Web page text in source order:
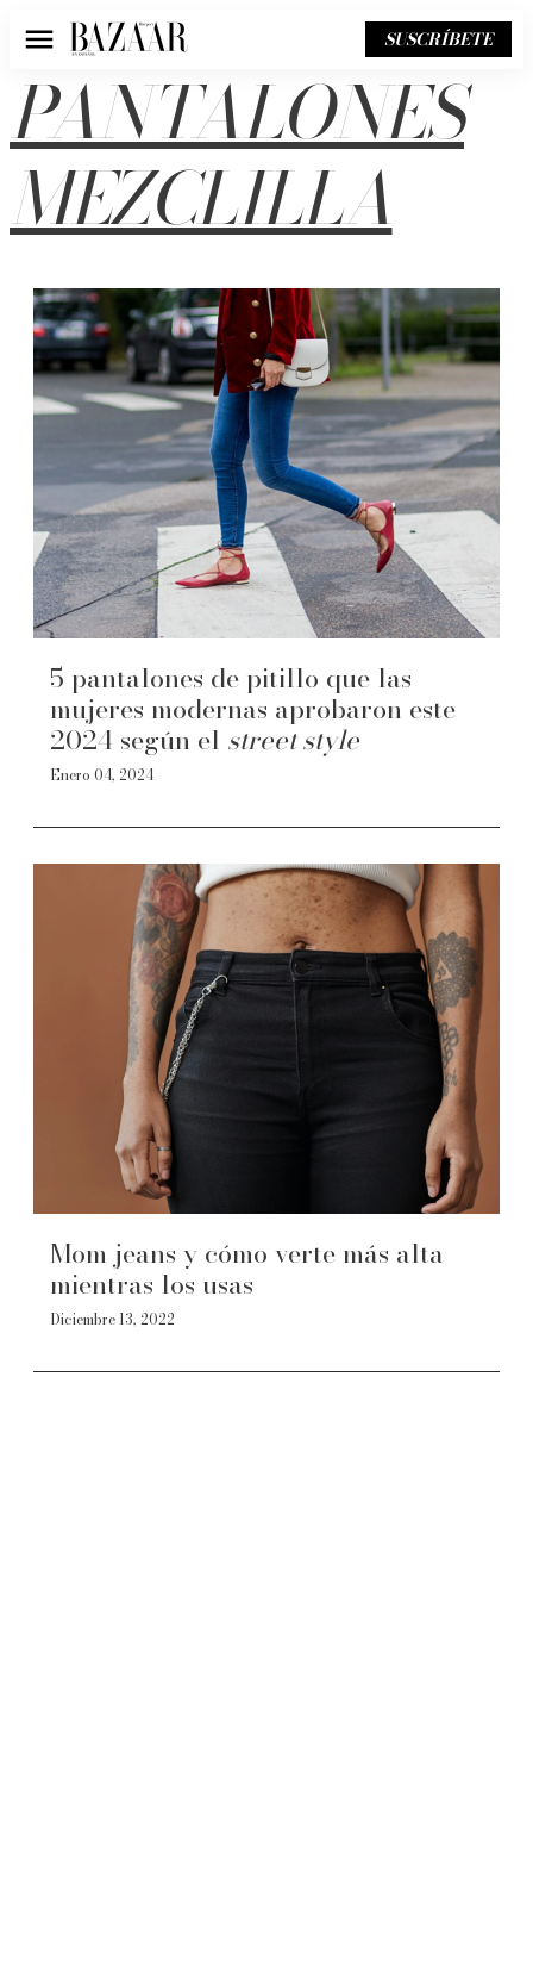
Menú SUSCRÍBETE
PANTALONES
MEZCLILLA
5 pantalones de pitillo que las
mujeres modernas aprobaron este
2024 según el street style
Enero 04, 2024
Mom jeans y cómo verte más alta
mientras los usas
Diciembre 13, 2022